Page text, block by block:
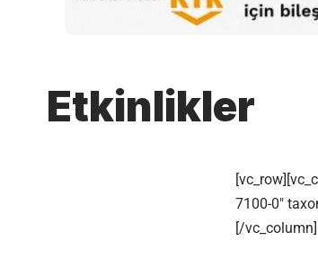
Etkinlikler
7100-0″
[/vc_column]